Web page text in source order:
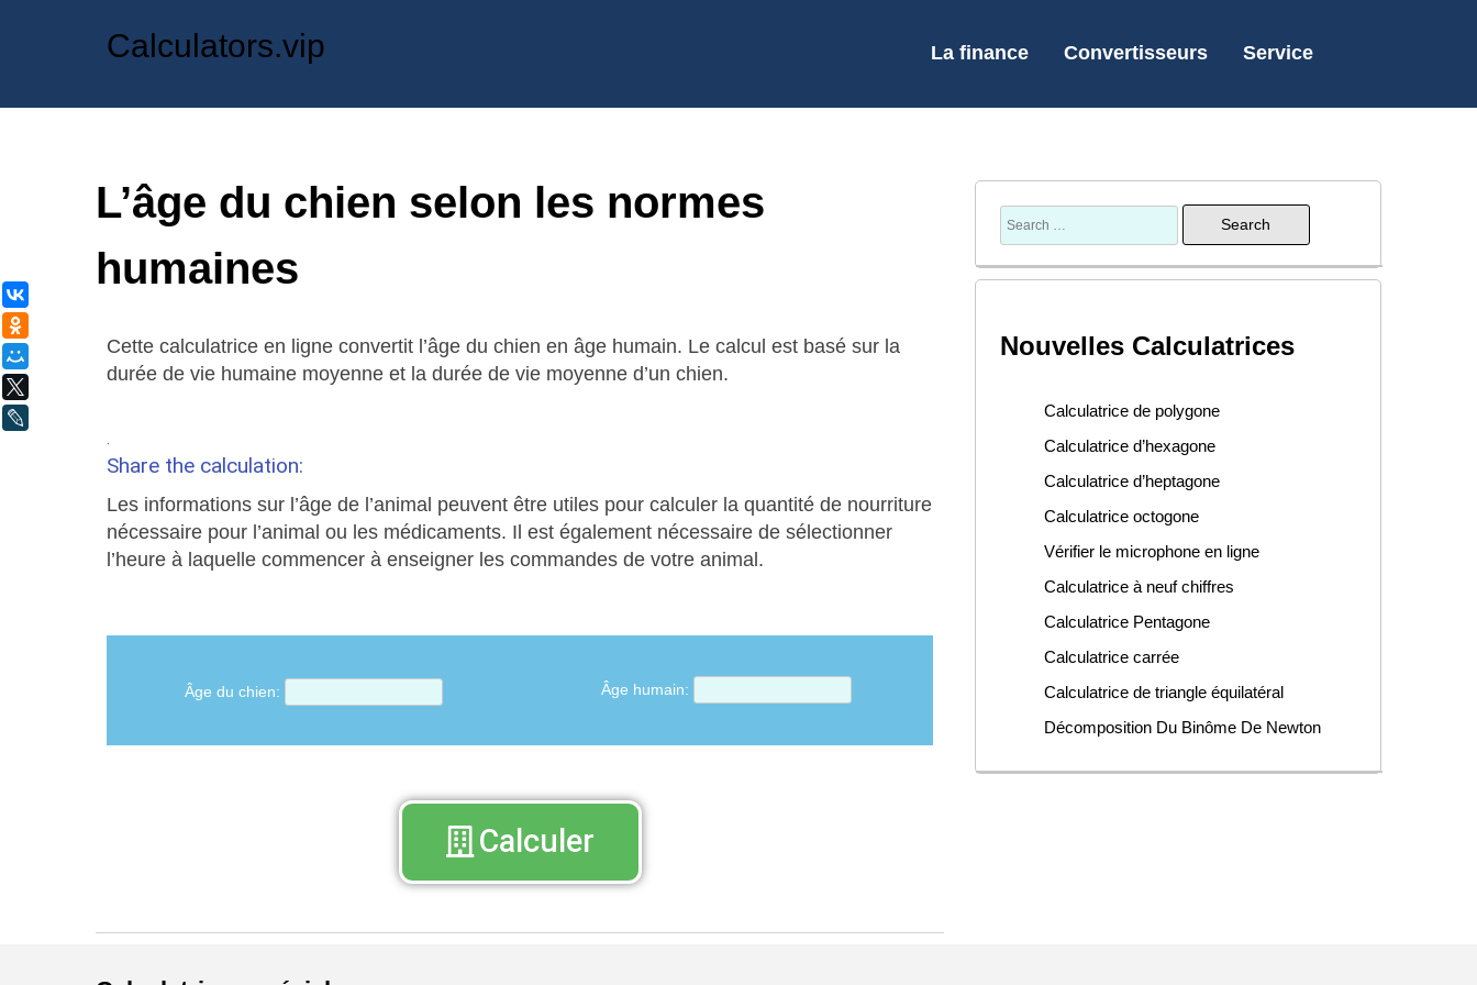
Calculators.vip La finance Convertisseurs Service
L’âge du chien selon les normes
humaines
Cette calculatrice en ligne convertit l’âge du chien en âge humain. Le calcul est basé sur la
durée de vie humaine moyenne et la durée de vie moyenne d’un chien.
Share the calculation:
Les informations sur l’âge de l’animal peuvent être utiles pour calculer la quantité de nourriture
nécessaire pour l’animal ou les médicaments. Il est également nécessaire de sélectionner
l’heure à laquelle commencer à enseigner les commandes de votre animal.
Âge du chien: Âge humain:
Calculer
Nouvelles Calculatrices
Calculatrice de polygone
Calculatrice d’hexagone
Calculatrice d’heptagone
Calculatrice octogone
Vérifier le microphone en ligne
Calculatrice à neuf chiffres
Calculatrice Pentagone
Calculatrice carrée
Calculatrice de triangle équilatéral
Décomposition Du Binôme De Newton